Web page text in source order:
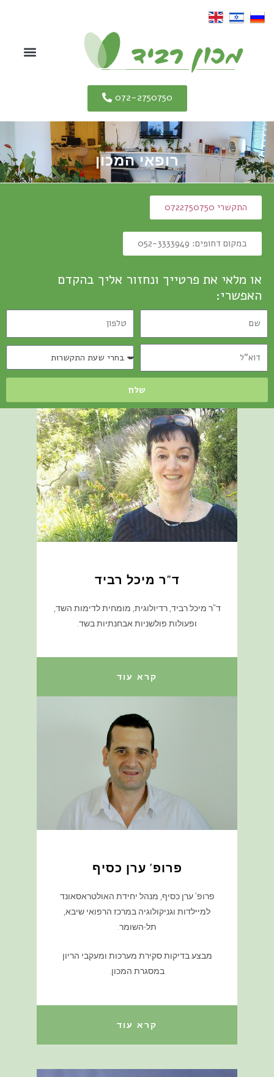
לתוכן
072-2750750
רופאי המכון
התקשרי 0722750750
במקום דחופים: 052-3333949
או מלאי את פרטייך ונחזור אליך בהקדם
האפשרי:
שלח
ד"ר מיכל רביד
ד"ר מיכל רביד, רדיולוגית, מומחית לדימות השד,
ופעולות פולשניות אבחנתיות בשד.
קרא עוד
פרופ' ערן כסיף
פרופ' ערן כסיף, מנהל יחידת האולטראסאונד
למיילדות וגניקולוגיה במרכז הרפואי שיבא,
תל-השומר.
מבצע בדיקות סקירת מערכות ומעקבי הריון
במסגרת המכון.
קרא עוד